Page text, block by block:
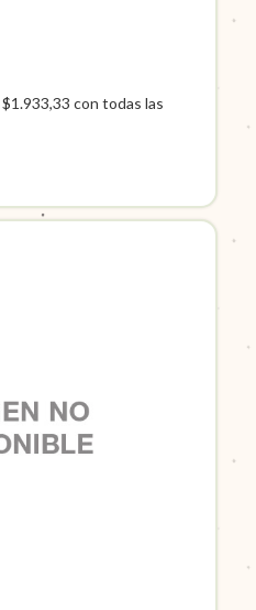
$1.933,33 con todas las